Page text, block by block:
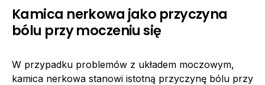
Kamica nerkowa jako przyczyna
bólu przy moczeniu się
W przypadku problemów z układem moczowym,
kamica nerkowa stanowi istotną przyczynę bólu przy